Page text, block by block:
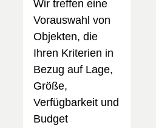
Wir treffen eine
Vorauswahl von
Objekten, die
Ihren Kriterien in
Bezug auf Lage,
Größe,
Verfügbarkeit und
Budget